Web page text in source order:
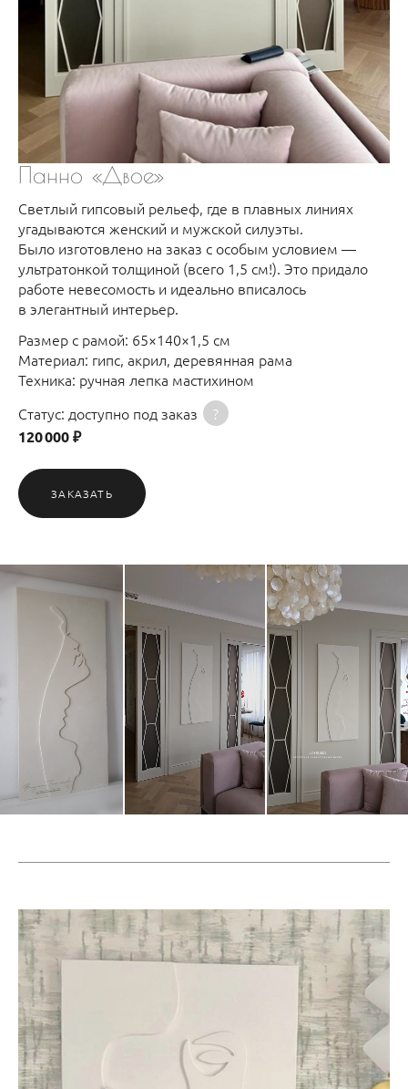
Панно «Двое»
Светлый гипсовый рельеф, где в плавных линиях
угадываются женский и мужской силуэты.
Было изготовлено на заказ с особым условием —
ультратонкой толщиной (всего 1,5 см!). Это придало
работе невесомость и идеально вписалось
в элегантный интерьер.
Размер с рамой: 65×140×1,5 см
Материал: гипс, акрил, деревянная рама
Техника: ручная лепка мастихином
Статус: доступно под заказ
?
120 000 ₽
ЗАКАЗАТЬ